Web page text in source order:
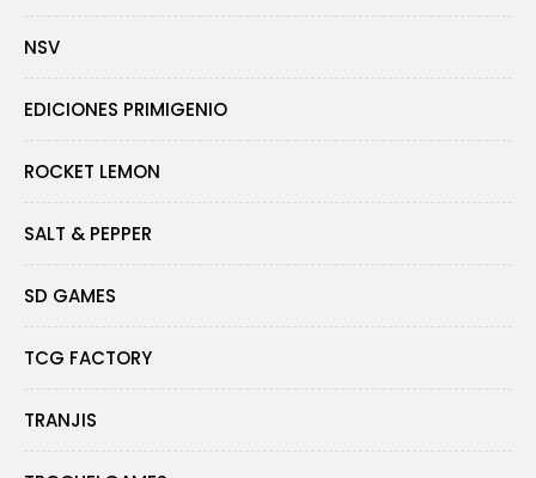
NSV
EDICIONES PRIMIGENIO
ROCKET LEMON
SALT & PEPPER
SD GAMES
TCG FACTORY
TRANJIS